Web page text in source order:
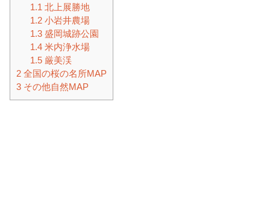
1.1 北上展勝地
1.2小岩井農場
1.3盛岡城跡公園
1.4米内浄水場
1.5厳美渓
2 全国の桜の名所MAP
3 その他自然MAP